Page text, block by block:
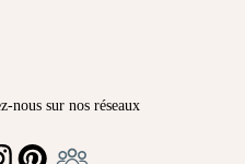
nous sur nos réseaux
PINTEREST